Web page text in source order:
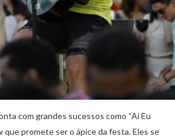
com grandes sucessos como “Aí Eu
que promete ser o ápice da festa. Eles se